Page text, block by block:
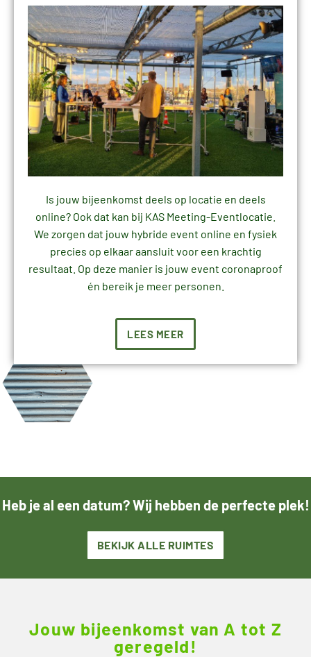
Is jouw bijeenkomst deels op locatie en deels
online? Ook dat kan bij KAS Meeting-Eventlocatie.
We zorgen dat jouw hybride event online en fysiek
precies op elkaar aansluit voor een krachtig
resultaat. Op deze manier is jouw event coronaproof
én bereik je meer personen.
LEES MEER
Heb je al een datum? Wij hebben de perfecte plek!
BEKIJK ALLE RUIMTES
Jouw bijeenkomst van A tot Z
geregeld!